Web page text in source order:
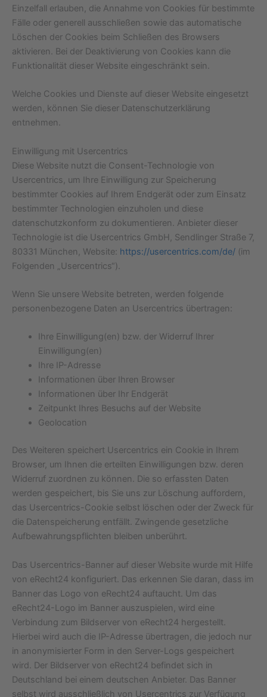
Einzelfall erlauben, die Annahme von Cookies für bestimmte
Fälle oder generell ausschließen sowie das automatische
Löschen der Cookies beim Schließen des Browsers
aktivieren. Bei der Deaktivierung von Cookies kann die
Funktionalität dieser Website eingeschränkt sein.
Welche Cookies und Dienste auf dieser Website eingesetzt
werden, können Sie dieser Datenschutzerklärung
entnehmen.
Einwilligung mit Usercentrics
Diese Website nutzt die Consent-Technologie von
Usercentrics, um Ihre Einwilligung zur Speicherung
bestimmter Cookies auf Ihrem Endgerät oder zum Einsatz
bestimmter Technologien einzuholen und diese
datenschutzkonform zu dokumentieren. Anbieter dieser
Technologie ist die Usercentrics GmbH, Sendlinger Straße 7,
80331 München, Website: https://usercentrics.com/de/ (im
Folgenden „Usercentrics“).
Wenn Sie unsere Website betreten, werden folgende
personenbezogene Daten an Usercentrics übertragen:
Ihre Einwilligung(en) bzw. der Widerruf Ihrer
Einwilligung(en)
Ihre IP-Adresse
Informationen über Ihren Browser
Informationen über Ihr Endgerät
Zeitpunkt Ihres Besuchs auf der Website
Geolocation
Des Weiteren speichert Usercentrics ein Cookie in Ihrem
Browser, um Ihnen die erteilten Einwilligungen bzw. deren
Widerruf zuordnen zu können. Die so erfassten Daten
werden gespeichert, bis Sie uns zur Löschung auffordern,
das Usercentrics-Cookie selbst löschen oder der Zweck für
die Datenspeicherung entfällt. Zwingende gesetzliche
Aufbewahrungspflichten bleiben unberührt.
Das Usercentrics-Banner auf dieser Website wurde mit Hilfe
von eRecht24 konfiguriert. Das erkennen Sie daran, dass im
Banner das Logo von eRecht24 auftaucht. Um das
eRecht24-Logo im Banner auszuspielen, wird eine
Verbindung zum Bildserver von eRecht24 hergestellt.
Hierbei wird auch die IP-Adresse übertragen, die jedoch nur
in anonymisierter Form in den Server-Logs gespeichert
wird. Der Bildserver von eRecht24 befindet sich in
Deutschland bei einem deutschen Anbieter. Das Banner
selbst wird ausschließlich von Usercentrics zur Verfügung